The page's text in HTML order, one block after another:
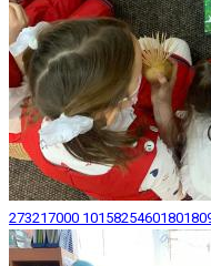
273217000